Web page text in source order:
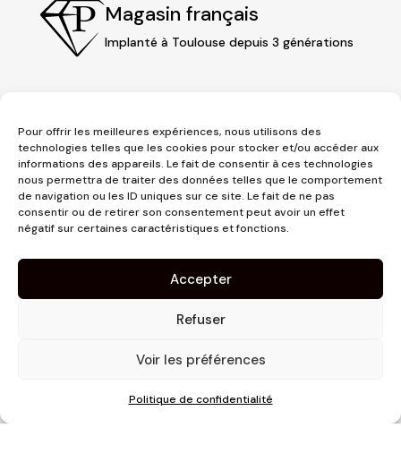
Pour offrir les meilleures expériences, nous utilisons des
technologies telles que les cookies pour stocker et/ou accéder aux
informations des appareils. Le fait de consentir à ces technologies
nous permettra de traiter des données telles que le comportement
de navigation ou les ID uniques sur ce site. Le fait de ne pas
consentir ou de retirer son consentement peut avoir un effet
négatif sur certaines caractéristiques et fonctions.
Accepter
Refuser
Voir les préférences
Politique de confidentialité
Magasin français
Implanté à Toulouse depuis 3 générations
3 place Jeanne d'Arc
31000 Toulouse
contact@pujolmaison.com
05 62 73 70 73